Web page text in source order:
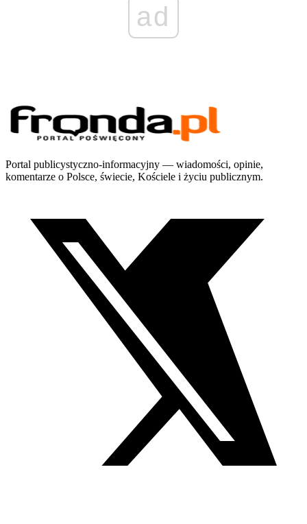
ad
Portal publicystyczno-informacyjny — wiadomości, opinie,
komentarze o Polsce, świecie, Kościele i życiu publicznym.